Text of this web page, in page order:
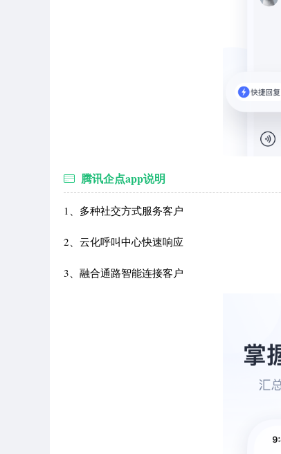
腾讯企点app说明
1、多种社交方式服务客户
2、云化呼叫中心快速响应
3、融合通路智能连接客户